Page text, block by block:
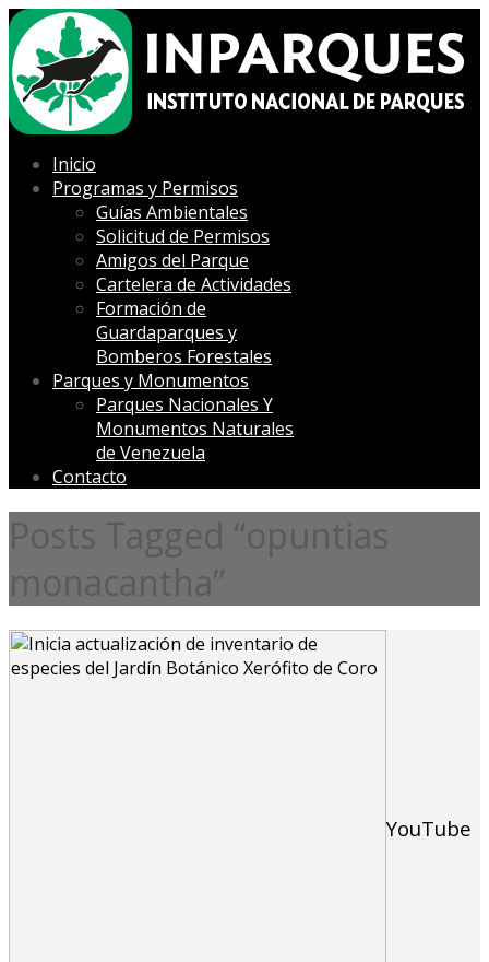
Inicio
Programas y Permisos
Guías Ambientales
Solicitud de Permisos
Amigos del Parque
Cartelera de Actividades
Formación de
Guardaparques y
Bomberos Forestales
Parques y Monumentos
Parques Nacionales Y
Monumentos Naturales
de Venezuela
Contacto
Posts Tagged “opuntias
monacantha”
YouTube